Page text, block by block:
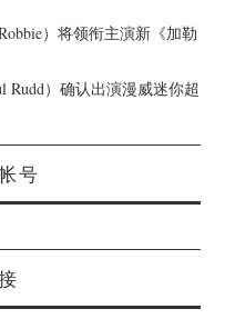
）将领衔主演新《加勒
Rudd）确认出演漫威迷你超
号